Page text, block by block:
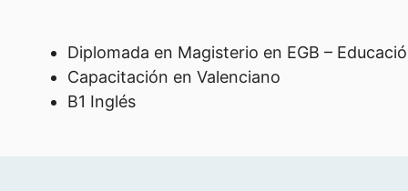
Diplomada en Magisterio en EGB –
Capacitación en Valenciano
B1 Inglés